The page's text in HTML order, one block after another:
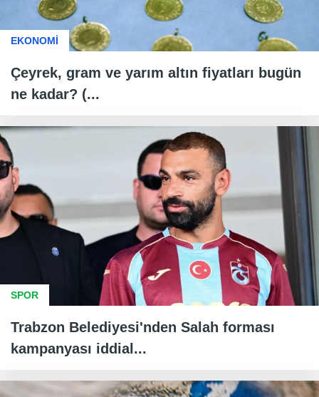
EKONOMİ
Çeyrek, gram ve yarım altın fiyatları bugün
ne kadar? (...
SPOR
Trabzon Belediyesi'nden Salah forması
kampanyası iddial...